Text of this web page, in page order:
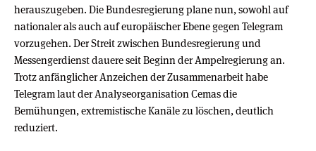
herauszugeben. Die Bundesregierung plane nun, sowohl auf
nationaler als auch auf europäischer Ebene gegen Telegram
vorzugehen. Der Streit zwischen Bundesregierung und
Messengerdienst dauere seit Beginn der Ampelregierung an.
Trotz anfänglicher Anzeichen der Zusammenarbeit habe
Telegram laut der Analyseorganisation Cemas die
Bemühungen, extremistische Kanäle zu löschen, deutlich
reduziert.